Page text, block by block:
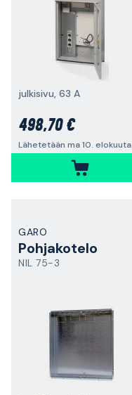
julkisivu, 63 A
498,70 €
Lähetetään ma 10. elokuuta
GARO
Pohjakotelo
NIL 75-3